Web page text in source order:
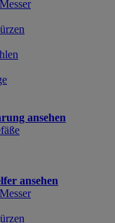
ansehen
ansehen